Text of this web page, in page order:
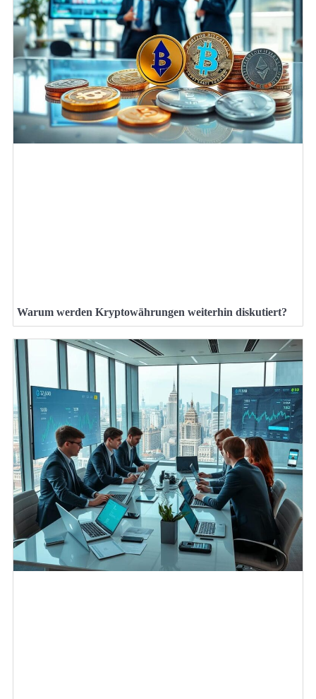
Warum werden Kryptowährungen weiterhin diskutiert?